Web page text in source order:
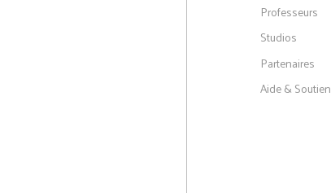
Professeurs
Studios
Partenaires
Aide & Soutien